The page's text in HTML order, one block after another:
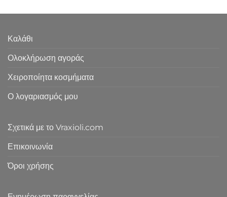
Καλάθι
Ολοκλήρωση αγοράς
Χειροποίητα κοσμήματα
Ο λογαριασμός μου
Σχετικά με το Vraxioli.com
Επικοινωνία
Όροι χρήσης